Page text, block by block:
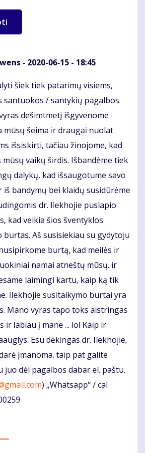
- 2020-06-15 - 18:45
šiek tiek patarimų visiems,
santuokos / santykių pagalbos.
dešimtmetį išgyvenome
mūsų šeima ir draugai nuolat
išsiskirti, tačiau žinojome, kad
mūsų vaikų širdis. Išbandėme tiek
dalykų, kad išsaugotume savo
iš bandymų bei klaidų susidūrėme
dr. Ilekhojie puslapio
kad veikia šios šventyklos
burtas. Aš susisiekiau su gydytoju
burtą, kad meilės ir
namai atneštų mūsų. ir
laimingi kartu, kaip ką tik
Ilekhojie susitaikymo burtai yra
Mano vyras tapo toks aistringas
ir labiau į mane ... lol Kaip ir
Esu dėkingas dr. Ilekhojie,
įmanoma. taip pat galite
juo dėl pagalbos dabar el. paštu.
) „Whatsapp“ / cal